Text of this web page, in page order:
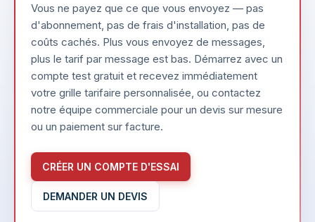
Vous ne payez que ce que vous envoyez — pas
d'abonnement, pas de frais d'installation, pas de
coûts cachés. Plus vous envoyez de messages,
plus le tarif par message est bas. Démarrez avec un
compte test gratuit et recevez immédiatement
votre grille tarifaire personnalisée, ou contactez
notre équipe commerciale pour un devis sur mesure
ou un paiement sur facture.
CRÉER UN COMPTE D'ESSAI
DEMANDER UN DEVIS